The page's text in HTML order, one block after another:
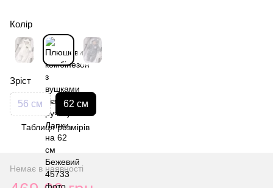
Колір
Зріст
56 см 62 см
Таблиця розмірів
Немає в наявності